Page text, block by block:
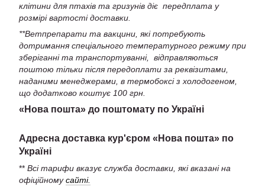
клітини для птахів та гризунів діє передплата у
розмірі вартості доставки.
**Ветпрепарати та вакцини, які потребують
дотримання спеціального температурного режиму при
зберіганні та транспортуванні, відправляються
поштою тільки після передоплати за реквізитами,
наданими менеджерами, в термобоксі з холодогеном,
що додатково коштує 100 грн.
«Нова пошта» до поштомату по Україні
Адресна доставка кур'єром «Нова пошта» по
Україні
** Всі тарифи вказує служба доставки, які вказані на
офіційномусайті.